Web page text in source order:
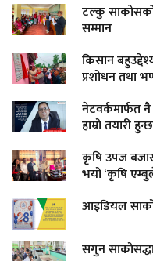
टल्कु साकोसको
सम्मान
किसान
प्रशोधन तथा
नेटवर्कमार्फत
हाम्रो तयारी हुन्छ
कृषि उपज
भयो ‘कृषि
आइडियल
सगुन